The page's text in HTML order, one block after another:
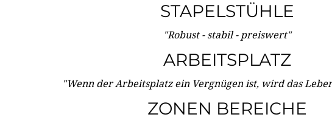
STAPELSTÜHLE
"Robust - stabil - preiswert"
ARBEITSPLATZ
"Wenn der Arbeitsplatz ein Vergnügen ist, wird das
ZONEN BEREICHE